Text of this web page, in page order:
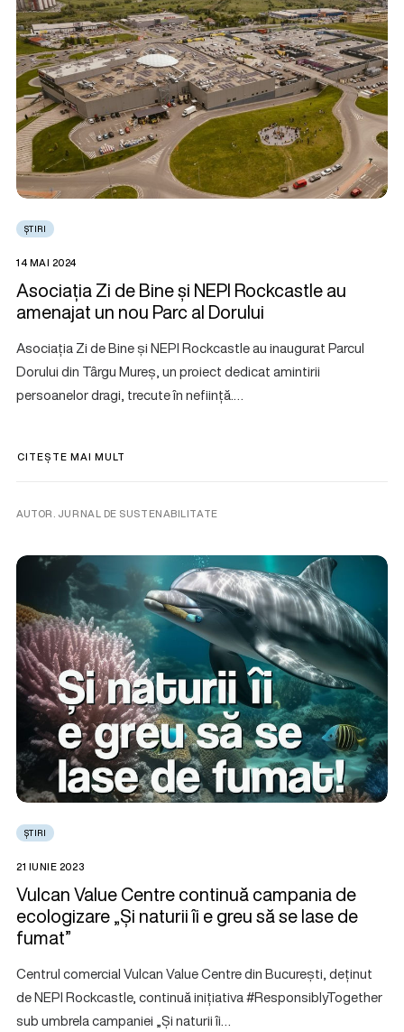
ȘTIRI
14 MAI 2024
Asociația Zi de Bine și NEPI Rockcastle au
amenajat un nou Parc al Dorului
Asociația Zi de Bine și NEPI Rockcastle au inaugurat Parcul
Dorului din Târgu Mureș, un proiect dedicat amintirii
persoanelor dragi, trecute în neființă.…
CITEȘTE MAI MULT
AUTOR. JURNAL DE SUSTENABILITATE
ȘTIRI
21 IUNIE 2023
Vulcan Value Centre continuă campania de
ecologizare „Și naturii îi e greu să se lase de
fumat”
Centrul comercial Vulcan Value Centre din București, deținut
de NEPI Rockcastle, continuă inițiativa #ResponsiblyTogether
sub umbrela campaniei „Și naturii îi…